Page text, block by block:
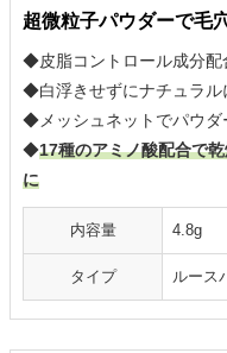
超微粒子パウダーで毛
◆皮脂コントロール成分配
◆白浮きせずにナチュラル
◆メッシュネットでパウダ
◆17種のアミノ酸配合で
に
内容量 4.8g
タイプ ルース